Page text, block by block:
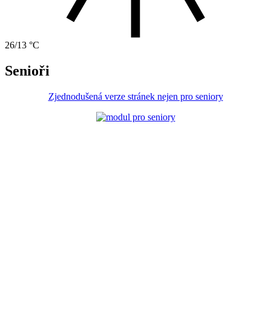
26/13 °C
Senioři
Zjednodušená verze stránek nejen pro seniory